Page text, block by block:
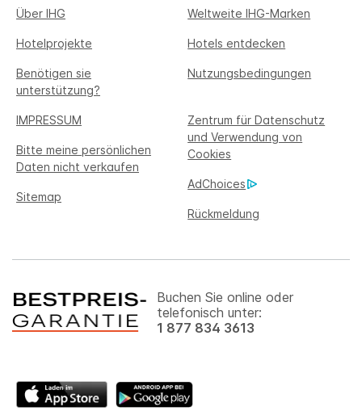
Über IHG Weltweite IHG-Marken
Hotelprojekte Hotels entdecken
Benötigen sie
unterstützung?
Nutzungsbedingungen
IMPRESSUM
Zentrum für Datenschutz
und Verwendung von
Cookies
Bitte meine persönlichen
Daten nicht verkaufen
AdChoices
Sitemap
Rückmeldung
Buchen Sie online oder
telefonisch unter:
1 877 834 3613